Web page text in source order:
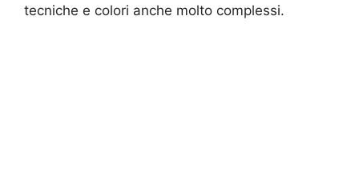
tecniche e colori anche molto complessi.